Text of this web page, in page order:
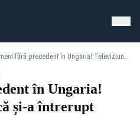
Moment fără precedent în Ungaria! Televiziunea publică și-a întrerupt emisia și și-a cerut scuze pentru „minciunile din trecut”
în Ungaria!
și-a întrerupt